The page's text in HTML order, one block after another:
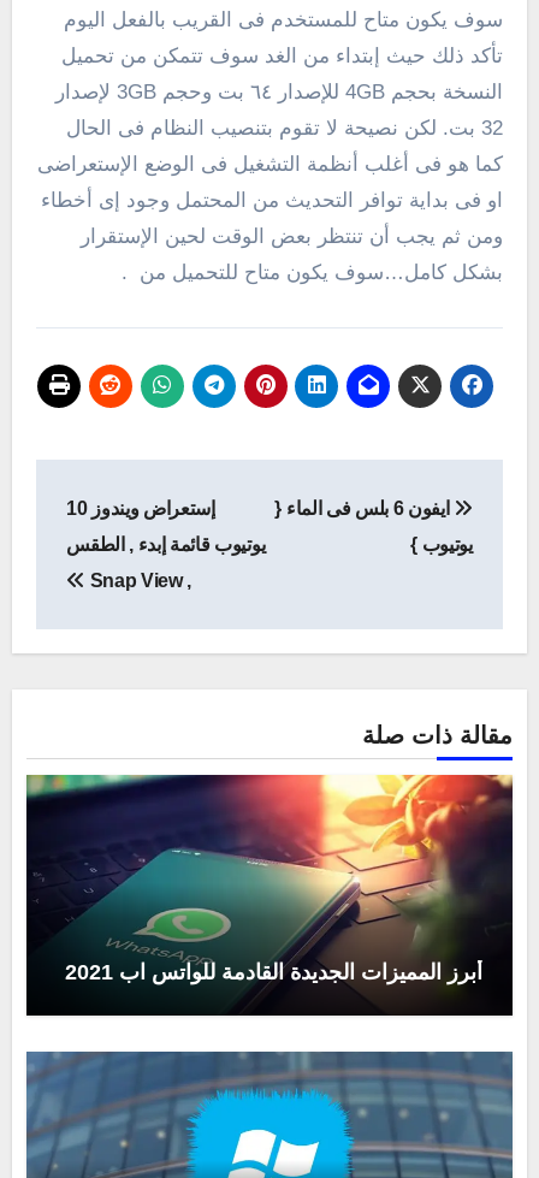
سوف يكون متاح للمستخدم فى القريب بالفعل اليوم
تأكد ذلك حيث إبتداء من الغد سوف تتمكن من تحميل
النسخة بحجم 4GB
للإصدار ٦٤ بت وحجم 3GB لإصدار
32 بت. لكن نصيحة لا تقوم بتنصيب النظام فى الحال
كما هو فى أغلب أنظمة التشغيل فى الوضع الإستعراضى
او فى بداية توافر التحديث من المحتمل وجود إى أخطاء
ومن ثم يجب أن تنتظر بعض الوقت لحين الإستقرار
بشكل كامل…سوف يكون متاح للتحميل من .
المقالات
ايفون 6 بلس فى الماء {
يوتيوب }
إستعراض ويندوز 10
يوتيوب قائمة إبدء , الطقس
, Snap View
مقالة ذات صلة
أبرز المميزات الجديدة القادمة للواتس اب 2021